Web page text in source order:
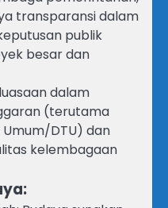
transparansi dalam
publik
besar dan
dalam
(terutama
DTU) dan
kelembagaan